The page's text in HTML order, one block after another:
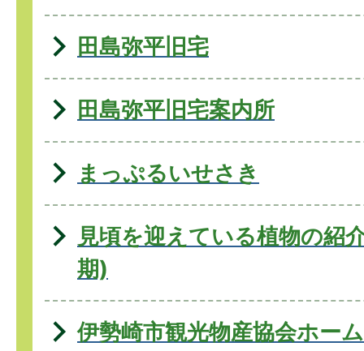
田島弥平旧宅
田島弥平旧宅案内所
まっぷるいせさき
見頃を迎えている植物の紹
期)
伊勢崎市観光物産協会ホー